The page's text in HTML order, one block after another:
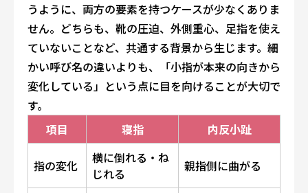
うように、両方の要素を持つケースが少なくありま
せん。どちらも、靴の圧迫、外側重心、足指を使え
ていないことなど、共通する背景から生じます。細
かい呼び名の違いよりも、「小指が本来の向きから
変化している」という点に目を向けることが大切で
す。
項目
寝指 内反小趾
指の変化
横に倒れる・ね
じれる
親指側に曲がる